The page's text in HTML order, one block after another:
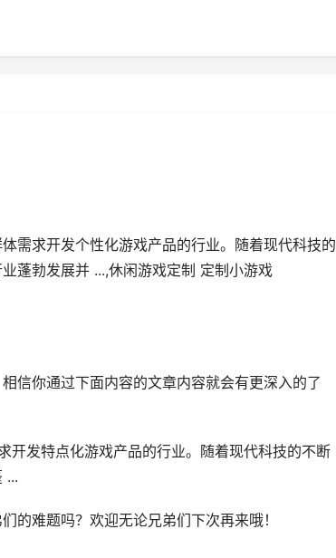
需求开发个性化游戏产品的行业。随着现代科技的
蓬勃发展并 ...,休闲游戏定制 定制小游戏
信你通过下面内容的文章内容就会有更深入的了
开发特点化游戏产品的行业。随着现代科技的不断
...
的难题吗？欢迎无论兄弟们下次再来哦！